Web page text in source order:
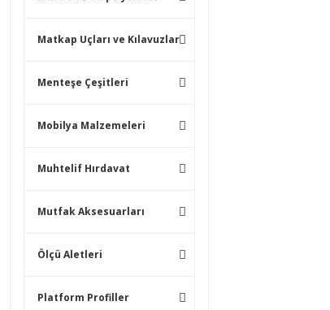
Matkap Uçları ve Kılavuzlar
Menteşe Çeşitleri
Mobilya Malzemeleri
Muhtelif Hırdavat
Mutfak Aksesuarları
Ölçü Aletleri
Platform Profiller